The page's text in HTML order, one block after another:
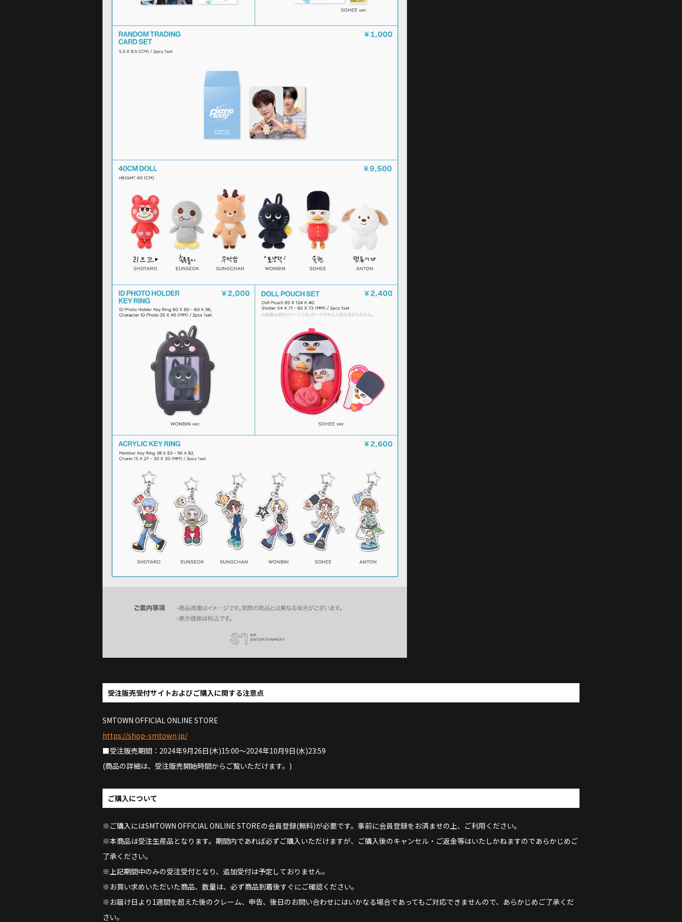
受注販売受付サイトおよびご購入に関する注意点
SMTOWN OFFICIAL ONLINE STORE
https://shop-smtown.jp/
■受注販売期間：2024年9月26日(木)15:00～2024年10月9日(水)23:59
(商品の詳細は、受注販売開始時間からご覧いただけます。)
ご購入について
※ご購入にはSMTOWN OFFICIAL ONLINE STOREの会員登録(無料)が必要です。事前に会員登録をお済ませの上、ご利用ください。
※本商品は受注生産品となります。期間内であれば必ずご購入いただけますが、ご購入後のキャンセル・ご返金等はいたしかねますのであらかじめご
了承ください。
※上記期間中のみの受注受付となり、追加受付は予定しておりません。
※お買い求めいただいた商品、数量は、必ず商品到着後すぐにご確認ください。
※お届け日より1週間を超えた後のクレーム、申告、後日のお問い合わせにはいかなる場合であってもご対応できませんので、あらかじめご了承くだ
さい。